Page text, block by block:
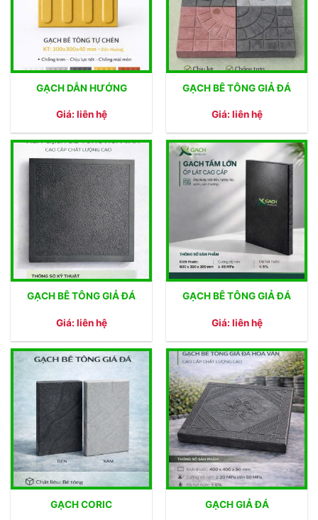
GẠCH DẪN HƯỚNG
Giá: liên hệ
GẠCH BÊ TÔNG GIẢ ĐÁ
Giá: liên hệ
GẠCH BÊ TÔNG GIẢ ĐÁ
Giá: liên hệ
GẠCH BÊ TÔNG GIẢ ĐÁ
Giá: liên hệ
GẠCH CORIC GẠCH GIẢ ĐÁ